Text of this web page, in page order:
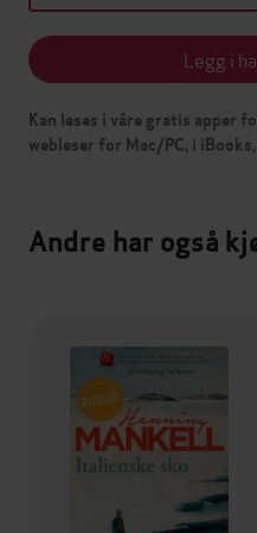
Legg i
Kan leses i våre gratis apper
webleser for Mac/PC, i
Andre har også